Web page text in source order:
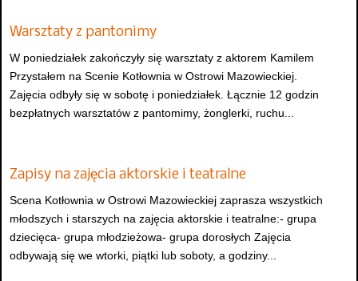
Warsztaty z pantonimy
W poniedziałek zakończyły się warsztaty z aktorem Kamilem
Przystałem na Scenie Kotłownia w Ostrowi Mazowieckiej.
Zajęcia odbyły się w sobotę i poniedziałek. Łącznie 12 godzin
bezpłatnych warsztatów z pantomimy, żonglerki, ruchu...
Zapisy na zajęcia aktorskie i teatralne
Scena Kotłownia w Ostrowi Mazowieckiej zaprasza wszystkich
młodszych i starszych na zajęcia aktorskie i teatralne:- grupa
dziecięca- grupa młodzieżowa- grupa dorosłych Zajęcia
odbywają się we wtorki, piątki lub soboty, a godziny...